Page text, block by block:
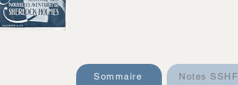
Sommaire Notes SSHF